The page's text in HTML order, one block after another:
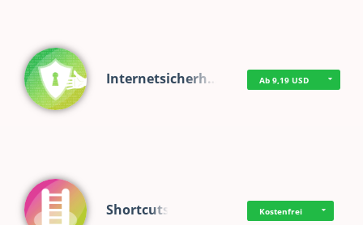
Internetsicherh… Ab 9,19 USD
Shortcuts Kostenfrei